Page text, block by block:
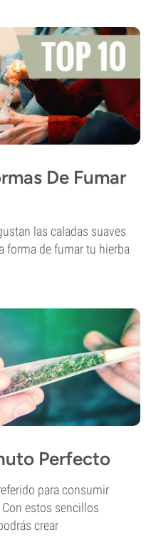
De Fumar
las caladas suaves
forma de fumar tu hierba
Perfecto
para consumir
estos sencillos
crear